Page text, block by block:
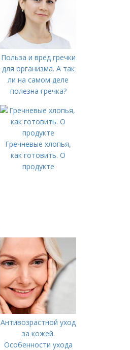
Польза и вред гречки
для организма. А так
ли на самом деле
полезна гречка?
Гречневые хлопья,
как готовить. О
продукте
Антивозрастной уход
за кожей.
Особенности ухода